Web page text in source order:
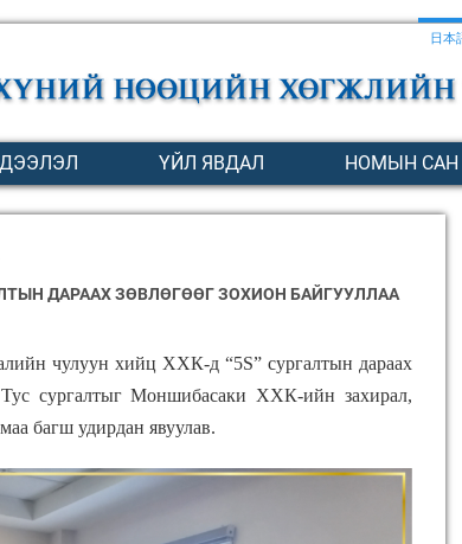
日本
ҮЙЛ ЯВДАЛ НОМЫН САН
ДАРААХ ЗӨВЛӨГӨӨГ ЗОХИОН БАЙГУУЛЛАА
чулуун хийц ХХК-д “5S” сургалтын дараах
Тус сургалтыг Моншибасаки ХХК-ийн захирал,
багш удирдан явуулав.